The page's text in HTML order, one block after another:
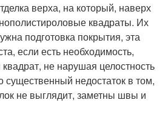
верха, на который, наверх
квадраты. Их
подготовка покрытия, эта
если есть необходимость,
не нарушая целостность
существенный недостаток в том,
не выглядит, заметны швы и